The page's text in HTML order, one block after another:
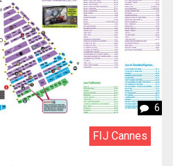
6
FIJ Cannes